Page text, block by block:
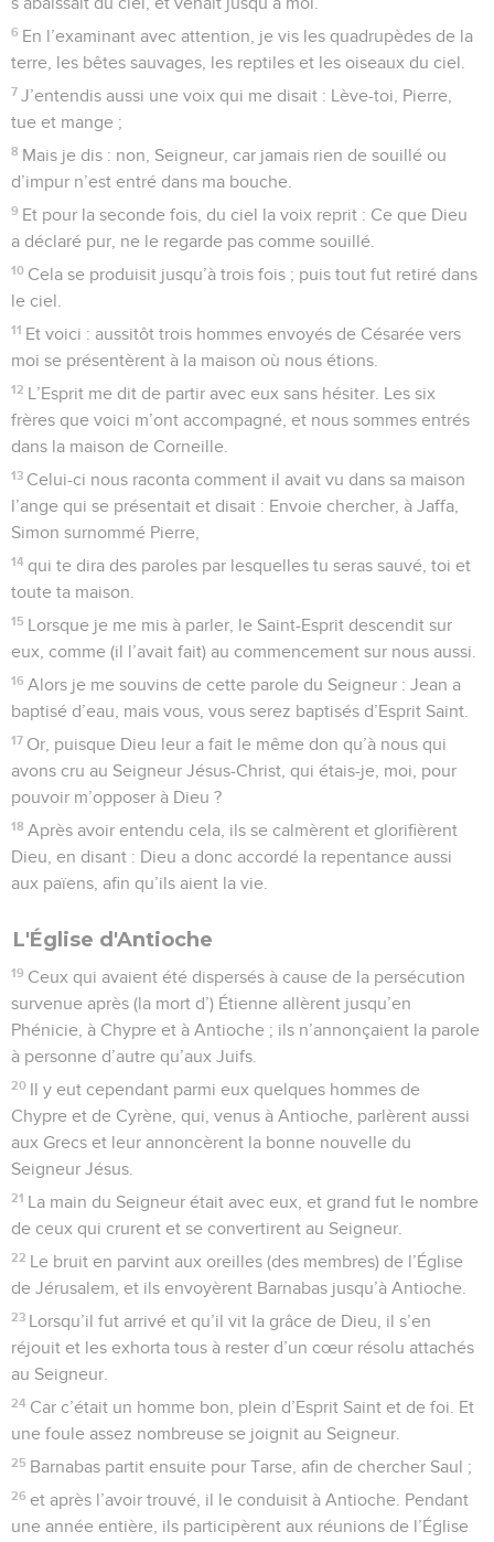
6 En l’examinant avec attention, je vis les quadrupèdes de la
terre, les bêtes sauvages, les reptiles et les oiseaux du ciel.
7 J’entendis aussi une voix qui me disait : Lève-toi, Pierre,
tue et mange ;
8 Mais je dis : non, Seigneur, car jamais rien de souillé ou
d’impur n’est entré dans ma bouche.
9 Et pour la seconde fois, du ciel la voix reprit : Ce que Dieu
a déclaré pur, ne le regarde pas comme souillé.
10 Cela se produisit jusqu’à trois fois ; puis tout fut retiré dans
le ciel.
11 Et voici : aussitôt trois hommes envoyés de Césarée vers
moi se présentèrent à la maison où nous étions.
12 L’Esprit me dit de partir avec eux sans hésiter. Les six
frères que voici m’ont accompagné, et nous sommes entrés
dans la maison de Corneille.
13 Celui-ci nous raconta comment il avait vu dans sa maison
l’ange qui se présentait et disait : Envoie chercher, à Jaffa,
Simon surnommé Pierre,
14 qui te dira des paroles par lesquelles tu seras sauvé, toi et
toute ta maison.
15 Lorsque je me mis à parler, le Saint-Esprit descendit sur
eux, comme (il l’avait fait) au commencement sur nous aussi.
16 Alors je me souvins de cette parole du Seigneur : Jean a
baptisé d’eau, mais vous, vous serez baptisés d’Esprit Saint.
17 Or, puisque Dieu leur a fait le même don qu’à nous qui
avons cru au Seigneur Jésus-Christ, qui étais-je, moi, pour
pouvoir m’opposer à Dieu ?
18 Après avoir entendu cela, ils se calmèrent et glorifièrent
Dieu, en disant : Dieu a donc accordé la repentance aussi
aux païens, afin qu’ils aient la vie.
L'Église d'Antioche
19 Ceux qui avaient été dispersés à cause de la persécution
survenue après (la mort d’) Étienne allèrent jusqu’en
Phénicie, à Chypre et à Antioche ; ils n’annonçaient la parole
à personne d’autre qu’aux Juifs.
20 Il y eut cependant parmi eux quelques hommes de
Chypre et de Cyrène, qui, venus à Antioche, parlèrent aussi
aux Grecs et leur annoncèrent la bonne nouvelle du
Seigneur Jésus.
21 La main du Seigneur était avec eux, et grand fut le nombre
de ceux qui crurent et se convertirent au Seigneur.
22 Le bruit en parvint aux oreilles (des membres) de l’Église
de Jérusalem, et ils envoyèrent Barnabas jusqu’à Antioche.
23 Lorsqu’il fut arrivé et qu’il vit la grâce de Dieu, il s’en
réjouit et les exhorta tous à rester d’un cœur résolu attachés
au Seigneur.
24 Car c’était un homme bon, plein d’Esprit Saint et de foi. Et
une foule assez nombreuse se joignit au Seigneur.
25 Barnabas partit ensuite pour Tarse, afin de chercher Saul ;
26 et après l’avoir trouvé, il le conduisit à Antioche. Pendant
une année entière, ils participèrent aux réunions de l’Église